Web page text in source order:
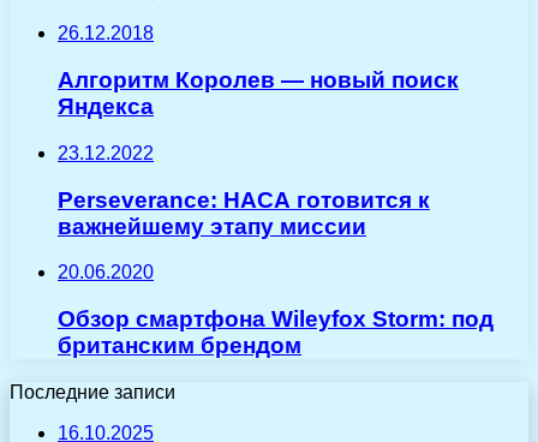
26.12.2018
Алгоритм Королев — новый поиск
Яндекса
23.12.2022
Perseverance: НАСА готовится к
важнейшему этапу миссии
20.06.2020
Обзор смартфона Wileyfox Storm: под
британским брендом
Последние записи
16.10.2025